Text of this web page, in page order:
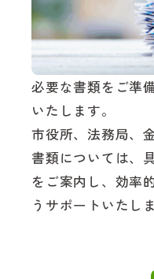
必要な書類をご準
いたします。
市役所、法務局、
書類については、
をご案内し、効率
うサポートいたしま